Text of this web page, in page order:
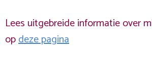
Lees uitgebreide informatie over
opdeze pagina